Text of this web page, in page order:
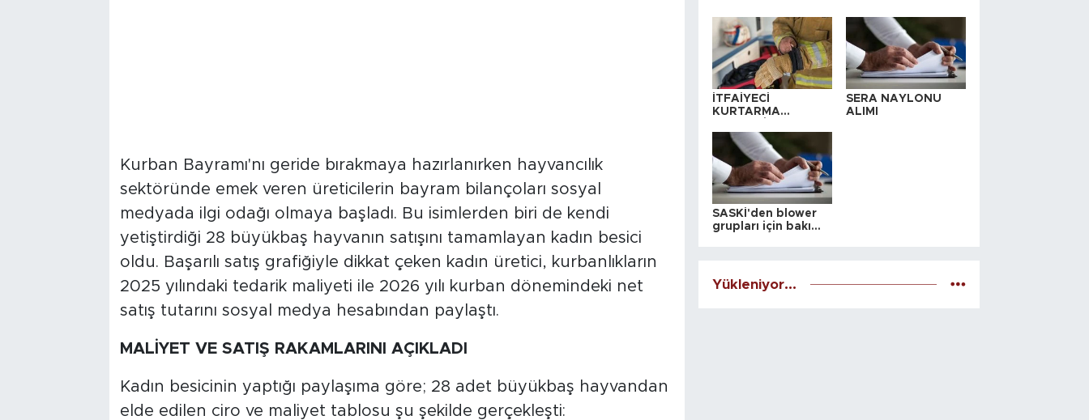
Kurban Bayramı'nı geride bırakmaya hazırlanırken hayvancılık
sektöründe emek veren üreticilerin bayram bilançoları sosyal
medyada ilgi odağı olmaya başladı. Bu isimlerden biri de kendi
yetiştirdiği 28 büyükbaş hayvanın satışını tamamlayan kadın besici
oldu. Başarılı satış grafiğiyle dikkat çeken kadın üretici, kurbanlıkların
2025 yılındaki tedarik maliyeti ile 2026 yılı kurban dönemindeki net
satış tutarını sosyal medya hesabından paylaştı.
MALİYET VE SATIŞ RAKAMLARINI AÇIKLADI
Kadın besicinin yaptığı paylaşıma göre; 28 adet büyükbaş hayvandan
elde edilen ciro ve maliyet tablosu şu şekilde gerçekleşti:
İTFAİYECİ
KURTARMA
ALINACAKTIR
SERA NAYLONU
ALIMI
SASKİ'den blower
grupları için bakım
Yükleniyor...